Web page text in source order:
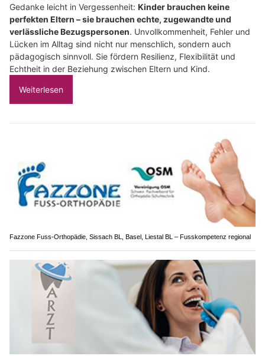
Gedanke leicht in Vergessenheit: Kinder brauchen keine
perfekten Eltern – sie brauchen echte, zugewandte und
verlässliche Bezugspersonen. Unvollkommenheit, Fehler und
Lücken im Alltag sind nicht nur menschlich, sondern auch
pädagogisch sinnvoll. Sie fördern Resilienz, Flexibilität und
Echtheit in der Beziehung zwischen Eltern und Kind.
Weiterlesen
Fazzone Fuss-Orthopädie, Sissach BL, Basel, Liestal BL – Fusskompetenz regional